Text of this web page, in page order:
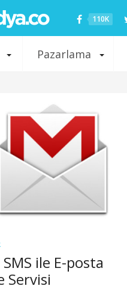
110K
Pazarlama
ile E-posta
Servisi